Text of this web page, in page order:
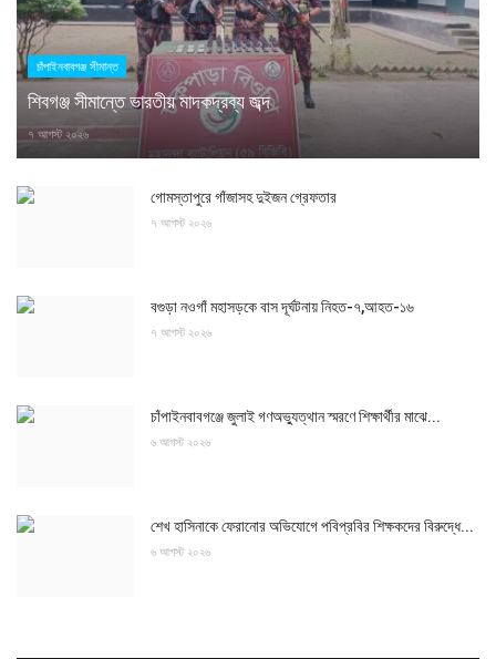
চাঁপাইনবাবগঞ্জ সীমান্ত
শিবগঞ্জ সীমান্তে ভারতীয় মাদকদ্রব্য জব্দ
৭ আগস্ট ২০২৬
গোমস্তাপুরে গাঁজাসহ দুইজন গ্রেফতার
৭ আগস্ট ২০২৬
বগুড়া নওগাঁ মহাসড়কে বাস দূর্ঘটনায় নিহত-৭,আহত-১৬
৭ আগস্ট ২০২৬
চাঁপাইনবাবগঞ্জে জুলাই গণঅভ্যুত্থান স্মরণে শিক্ষার্থীর মাঝে...
৬ আগস্ট ২০২৬
শেখ হাসিনাকে ফেরানোর অভিযোগে পবিপ্রবির শিক্ষকদের বিরুদ্ধে...
৬ আগস্ট ২০২৬